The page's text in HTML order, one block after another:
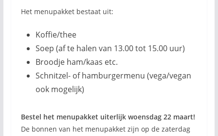
Het menupakket bestaat uit:
Koffie/thee
Soep (af te halen van 13.00 tot 15.00 uur)
Broodje ham/kaas etc.
Schnitzel- of hamburgermenu (vega/vegan
ook mogelijk)
Bestel het menupakket uiterlijk woensdag 22 maart!
De bonnen van het menupakket zijn op de zaterdag